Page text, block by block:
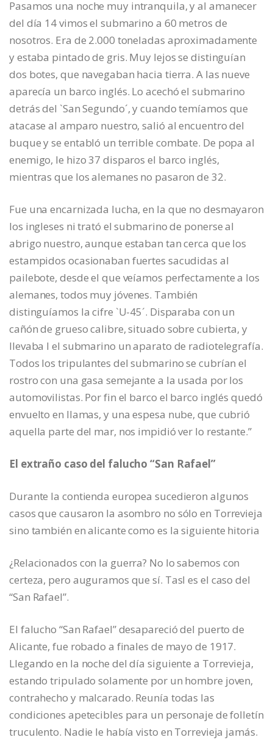
Pasamos una noche muy intranquila, y al amanecer
del día 14 vimos el submarino a 60 metros de
nosotros. Era de 2.000 toneladas aproximadamente
y estaba pintado de gris. Muy lejos se distinguían
dos botes, que navegaban hacia tierra. A las nueve
aparecía un barco inglés. Lo acechó el submarino
detrás del `San Segundo´, y cuando temíamos que
atacase al amparo nuestro, salió al encuentro del
buque y se entabló un terrible combate. De popa al
enemigo, le hizo 37 disparos el barco inglés,
mientras que los alemanes no pasaron de 32.
Fue una encarnizada lucha, en la que no desmayaron
los ingleses ni trató el submarino de ponerse al
abrigo nuestro, aunque estaban tan cerca que los
estampidos ocasionaban fuertes sacudidas al
pailebote, desde el que veíamos perfectamente a los
alemanes, todos muy jóvenes. También
distinguíamos la cifre `U-45´. Disparaba con un
cañón de grueso calibre, situado sobre cubierta, y
llevaba l el submarino un aparato de radiotelegrafía.
Todos los tripulantes del submarino se cubrían el
rostro con una gasa semejante a la usada por los
automovilistas. Por fin el barco el barco inglés quedó
envuelto en llamas, y una espesa nube, que cubrió
aquella parte del mar, nos impidió ver lo restante.”
El extraño caso del falucho “San Rafael”
Durante la contienda europea sucedieron algunos
casos que causaron la asombro no sólo en Torrevieja
sino también en alicante como es la siguiente hitoria
¿Relacionados con la guerra? No lo sabemos con
certeza, pero auguramos que sí. Tasl es el caso del
“San Rafael”.
El falucho “San Rafael” desapareció del puerto de
Alicante, fue robado a finales de mayo de 1917.
Llegando en la noche del día siguiente a Torrevieja,
estando tripulado solamente por un hombre joven,
contrahecho y malcarado. Reunía todas las
condiciones apetecibles para un personaje de folletín
truculento. Nadie le había visto en Torrevieja jamás.